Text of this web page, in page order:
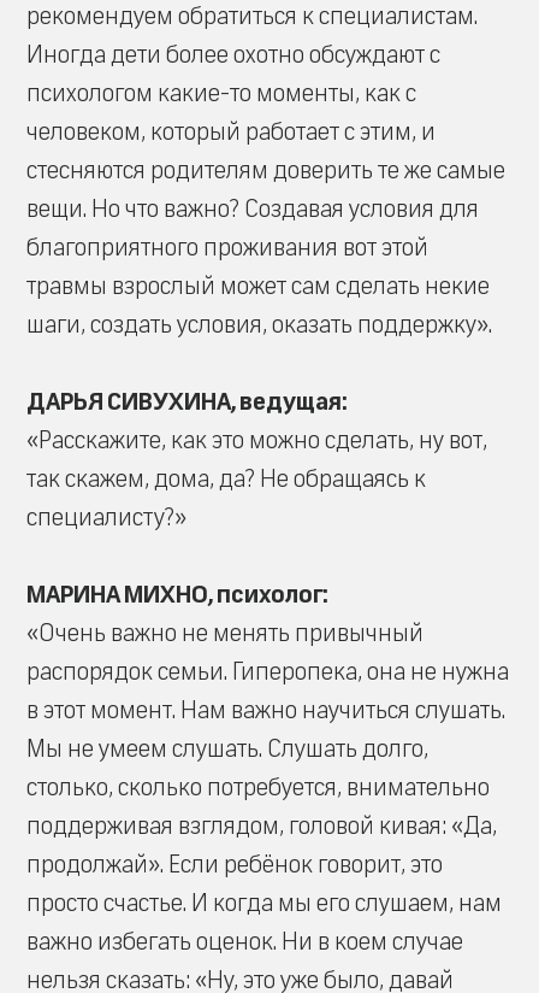
рекомендуем обратиться к специалистам.
Иногда дети более охотно обсуждают с
психологом какие-то моменты, как с
человеком, который работает с этим, и
стесняются родителям доверить те же самые
вещи. Но что важно? Создавая условия для
благоприятного проживания вот этой
травмы взрослый может сам сделать некие
шаги, создать условия, оказать поддержку».
ДАРЬЯ СИВУХИНА, ведущая:
«Расскажите, как это можно сделать, ну вот,
так скажем, дома, да? Не обращаясь к
специалисту?»
МАРИНА МИХНО, психолог:
«Очень важно не менять привычный
распорядок семьи. Гиперопека, она не нужна
в этот момент. Нам важно научиться слушать.
Мы не умеем слушать. Слушать долго,
столько, сколько потребуется, внимательно
поддерживая взглядом, головой кивая: «Да,
продолжай». Если ребёнок говорит, это
просто счастье. И когда мы его слушаем, нам
важно избегать оценок. Ни в коем случае
нельзя сказать: «Ну, это уже было, давай